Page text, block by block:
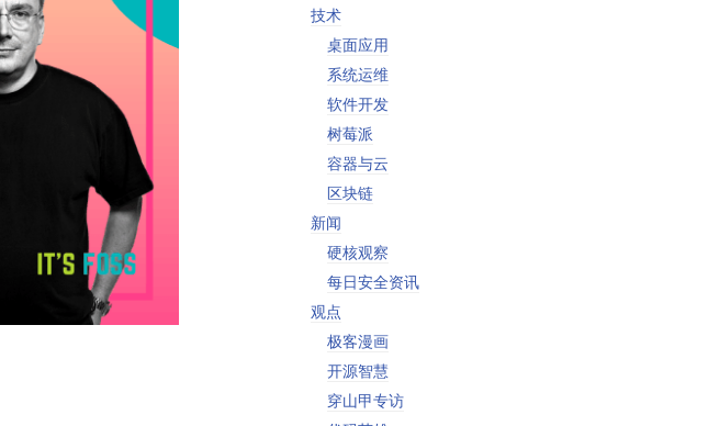
技术
桌面应用
系统运维
软件开发
树莓派
容器与云
区块链
新闻
硬核观察
每日安全资讯
观点
极客漫画
开源智慧
穿山甲专访